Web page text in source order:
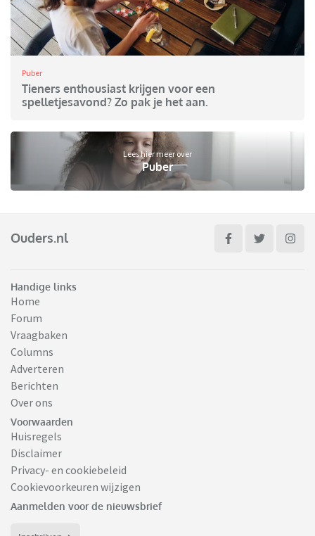
Puber
Tieners enthousiast krijgen voor een
spelletjesavond? Zo pak je het aan.
Lees hier meer over
Puber
Ouders.nl
Handige links
Home
Forum
Vraagbaken
Columns
Adverteren
Berichten
Over ons
Voorwaarden
Huisregels
Disclaimer
Privacy- en cookiebeleid
Cookievoorkeuren wijzigen
Aanmelden voor de nieuwsbrief